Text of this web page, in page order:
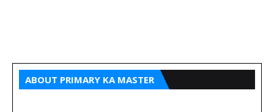
ABOUT PRIMARY KA MASTER